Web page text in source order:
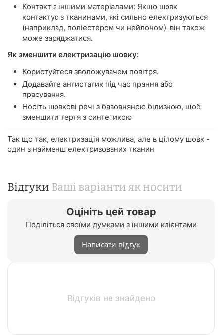
Контакт з іншими матеріалами: Якщо шовк
контактує з тканинами, які сильно електризуються
(наприклад, поліестером чи нейлоном), він також
може заряджатися.
Як зменшити електризацію шовку:
Користуйтеся зволожувачем повітря.
Додавайте антистатик під час прання або
прасування.
Носіть шовкові речі з бавовняною білизною, щоб
зменшити тертя з синтетикою
Так що так, електризація можлива, але в цілому шовк -
один з найменш електризованих тканин
Відгуки Ваші варіанти як носити
Оцініть цей товар
Поділіться своїми думками з іншими клієнтами
Написати відгук
Відгуків не знайдено